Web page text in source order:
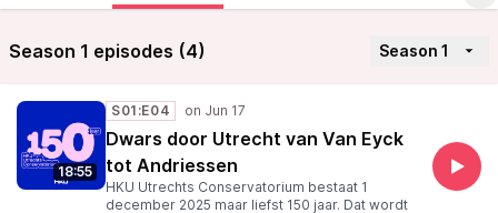
Season 1 episodes (4) Season 1
18:55
S01:E04
Dwars door Utrecht van Van Eyck
tot Andriessen
HKU Utrechts Conservatorium bestaat 1
december 2025 maar liefst 150 jaar. Dat wordt